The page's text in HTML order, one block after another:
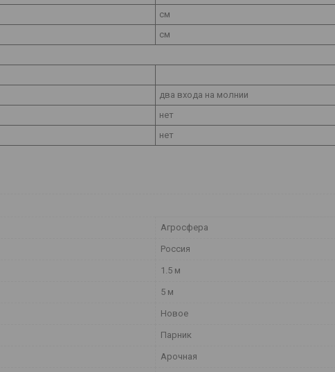
см
см
два входа на молнии
нет
нет
Агросфера
Россия
1.5 м
5 м
Новое
Парник
Арочная